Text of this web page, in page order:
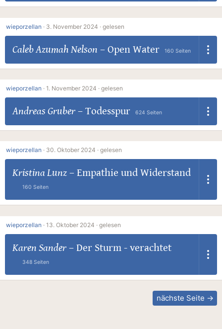
wieporzellan · 3. November 2024 · gelesen
Caleb Azumah Nelson – Open Water 160 Seiten
wieporzellan · 1. November 2024 · gelesen
Andreas Gruber– Todesspur 624 Seiten
wieporzellan · 30. Oktober 2024 · gelesen
Kristina Lunz– Empathie und Widerstand
160 Seiten
wieporzellan · 13. Oktober 2024 · gelesen
Karen Sander– Der Sturm - verachtet
348 Seiten
nächste Seite →